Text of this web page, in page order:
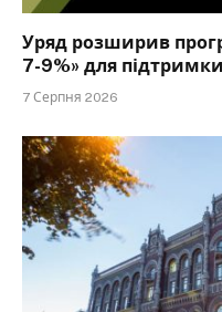
Уряд розширив
7-9%» для підтримки
7 Серпня 2026